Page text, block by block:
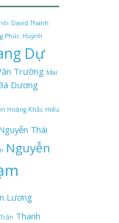
David Thanh
Phúc Huỳnh
Dự
Trường Mai
Dương
Hoàng Khắc Hiếu
Thái
Nguyễn
Lương
Thanh